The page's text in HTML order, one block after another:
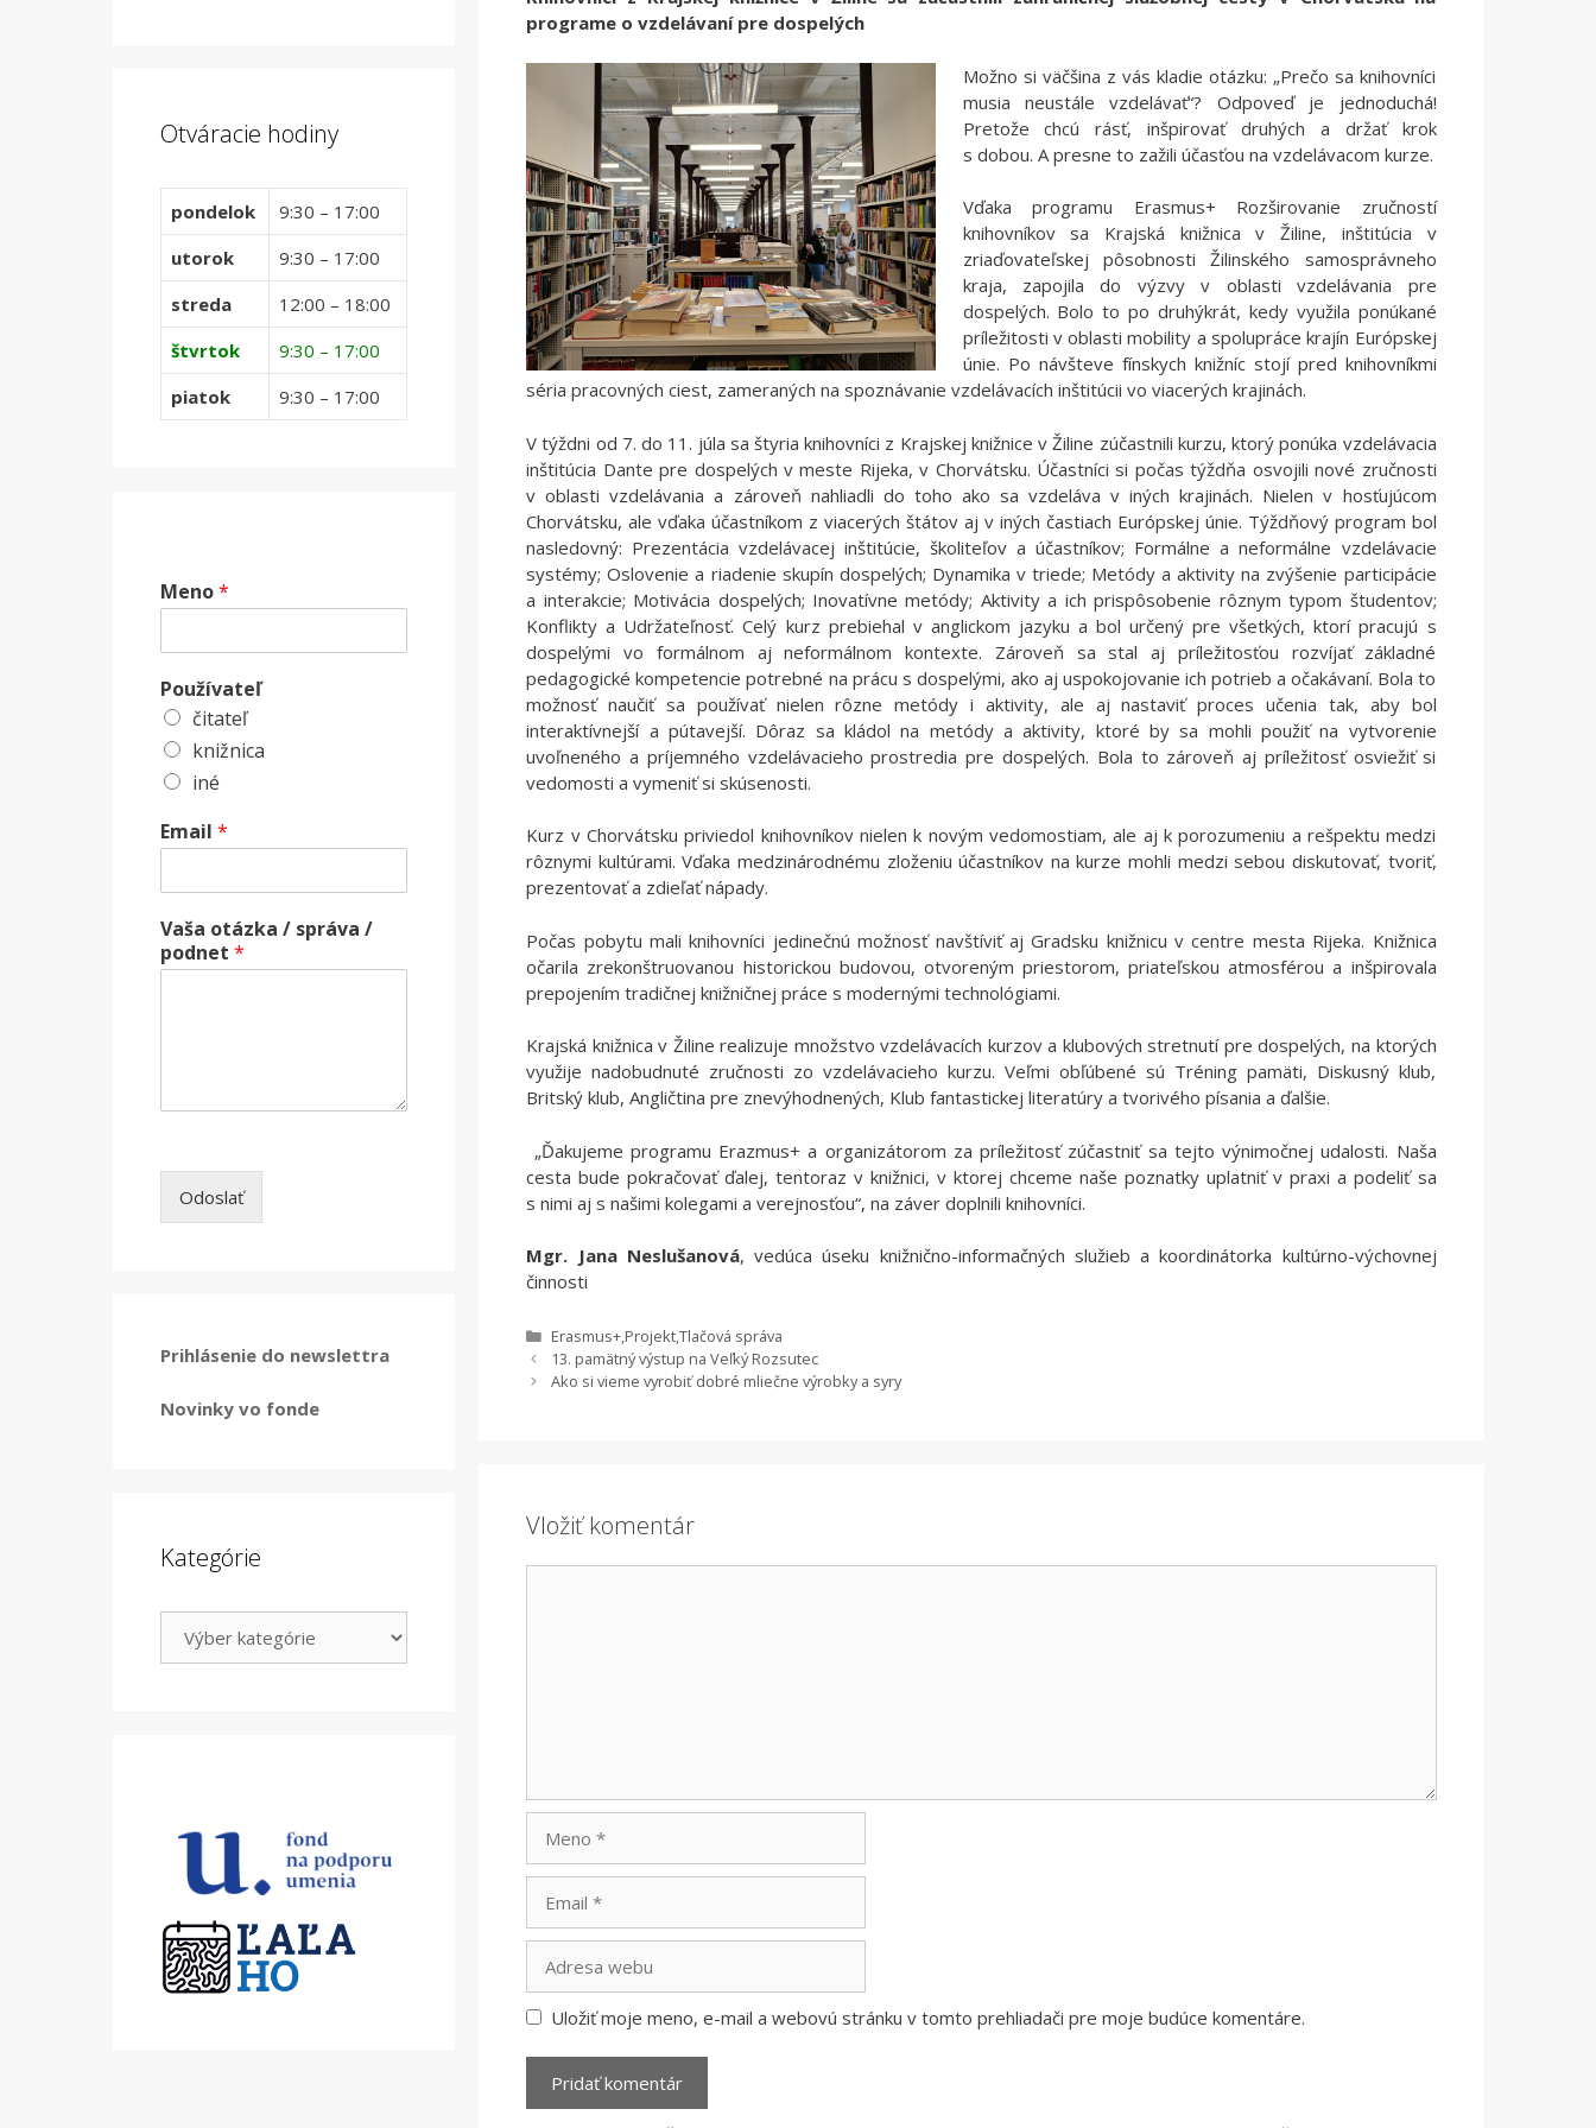
programe o vzdelávaní pre dospelých
Možno si väčšina z vás kladie otázku: „Prečo sa knihovníci
musia neustále vzdelávať“? Odpoveď je jednoduchá!
Pretože chcú rásť, inšpirovať druhých a držať krok
s dobou. A presne to zažili účasťou na vzdelávacom kurze.
Vďaka programu Erasmus+ Rozširovanie zručností
knihovníkov sa Krajská knižnica v Žiline, inštitúcia v
zriaďovateľskej pôsobnosti Žilinského samosprávneho
kraja, zapojila do výzvy v oblasti vzdelávania pre
dospelých. Bolo to po druhýkrát, kedy využila ponúkané
príležitosti v oblasti mobility a spolupráce krajín Európskej
únie. Po návšteve fínskych knižníc stojí pred knihovníkmi
séria pracovných ciest, zameraných na spoznávanie vzdelávacích inštitúcii vo viacerých krajinách.
V týždni od 7. do 11. júla sa štyria knihovníci z Krajskej knižnice v Žiline zúčastnili kurzu, ktorý ponúka vzdelávacia
inštitúcia Dante pre dospelých v meste Rijeka, v Chorvátsku. Účastníci si počas týždňa osvojili nové zručnosti
v oblasti vzdelávania a zároveň nahliadli do toho ako sa vzdeláva v iných krajinách. Nielen v hosťujúcom
Chorvátsku, ale vďaka účastníkom z viacerých štátov aj v iných častiach Európskej únie. Týždňový program bol
nasledovný: Prezentácia vzdelávacej inštitúcie, školiteľov a účastníkov; Formálne a neformálne vzdelávacie
systémy; Oslovenie a riadenie skupín dospelých; Dynamika v triede; Metódy a aktivity na zvýšenie participácie
a interakcie; Motivácia dospelých; Inovatívne metódy; Aktivity a ich prispôsobenie rôznym typom študentov;
Konflikty a Udržateľnosť. Celý kurz prebiehal v anglickom jazyku a bol určený pre všetkých, ktorí pracujú s
dospelými vo formálnom aj neformálnom kontexte. Zároveň sa stal aj príležitosťou rozvíjať základné
pedagogické kompetencie potrebné na prácu s dospelými, ako aj uspokojovanie ich potrieb a očakávaní. Bola to
možnosť naučiť sa používať nielen rôzne metódy i aktivity, ale aj nastaviť proces učenia tak, aby bol
interaktívnejší a pútavejší. Dôraz sa kládol na metódy a aktivity, ktoré by sa mohli použiť na vytvorenie
uvoľneného a príjemného vzdelávacieho prostredia pre dospelých. Bola to zároveň aj príležitosť osviežiť si
vedomosti a vymeniť si skúsenosti.
Kurz v Chorvátsku priviedol knihovníkov nielen k novým vedomostiam, ale aj k porozumeniu a rešpektu medzi
rôznymi kultúrami. Vďaka medzinárodnému zloženiu účastníkov na kurze mohli medzi sebou diskutovať, tvoriť,
prezentovať a zdieľať nápady.
Počas pobytu mali knihovníci jedinečnú možnosť navštíviť aj Gradsku knižnicu v centre mesta Rijeka. Knižnica
očarila zrekonštruovanou historickou budovou, otvoreným priestorom, priateľskou atmosférou a inšpirovala
prepojením tradičnej knižničnej práce s modernými technológiami.
Krajská knižnica v Žiline realizuje množstvo vzdelávacích kurzov a klubových stretnutí pre dospelých, na ktorých
využije nadobudnuté zručnosti zo vzdelávacieho kurzu. Veľmi obľúbené sú Tréning pamäti, Diskusný klub,
Britský klub, Angličtina pre znevýhodnených, Klub fantastickej literatúry a tvorivého písania a ďalšie.
„Ďakujeme programu Erazmus+ a organizátorom za príležitosť zúčastniť sa tejto výnimočnej udalosti. Naša
cesta bude pokračovať ďalej, tentoraz v knižnici, v ktorej chceme naše poznatky uplatniť v praxi a podeliť sa
s nimi aj s našimi kolegami a verejnosťou“, na záver doplnili knihovníci.
Mgr. Jana Neslušanová, vedúca úseku knižnično-informačných služieb a koordinátorka kultúrno-výchovnej
činnosti
Kategórie
Erasmus+,Projekt,Tlačová správa
13. pamätný výstup na Veľký Rozsutec
Ako si vieme vyrobiť dobré mliečne výrobky a syry
Vložiť komentár
webu
Uložiť moje meno, e-mail a webovú stránku v tomto prehliadači pre moje budúce komentáre.
Otváracie hodiny
pondelok
9:30 – 17:00
utorok
9:30 – 17:00
streda
12:00 – 18:00
štvrtok
9:30 – 17:00
piatok
9:30 – 17:00
Meno*
Používateľ
čitateľ
knižnica
iné
Email *
Vaša otázka / správa /
podnet *
Odoslať
Prihlásenie do newslettra
Novinky vo fonde
Kategórie